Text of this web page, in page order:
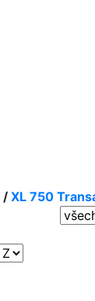
/ XL 750